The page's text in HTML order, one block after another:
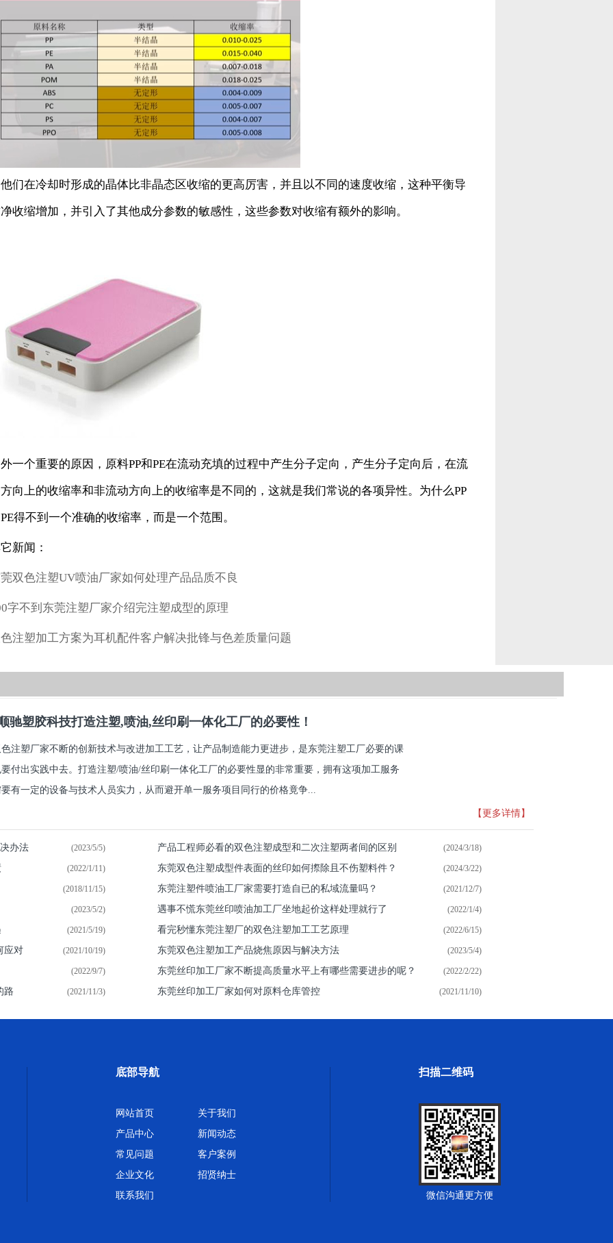
们在冷却时形成的晶体比非晶态区收缩的更高厉害，并且以不同的速度收缩，这种平衡导
收缩增加，并引入了其他成分参数的敏感性，这些参数对收缩有额外的影响。
一个重要的原因，原料PP和PE在流动充填的过程中产生分子定向，产生分子定向后，在流
向上的收缩率和非流动方向上的收缩率是不同的，这就是我们常说的各项异性。为什么PP
得不到一个准确的收缩率，而是一个范围。
新闻：
双色注塑UV喷油厂家如何处理产品品质不良
字不到东莞注塑厂家介绍完注塑成型的原理
注塑加工方案为耳机配件客户解决批锋与色差质量问题
驰塑胶科技打造注塑,喷油,丝印刷一体化工厂的必要性！
注塑厂家不断的创新技术与改进加工工艺，让产品制造能力更进步，是东莞注塑工厂必要的课
付出实践中去。打造注塑/喷油/丝印刷一体化工厂的必要性显的非常重要，拥有这项加工服务
有一定的设备与技术人员实力，从而避开单一服务项目同行的价格竟争...
【更多详情】
(2023/5/5)
办法 (2024/3/18)
产品工程师必看的双色注塑成型和二次注塑两者间的区别
(2022/1/11) (2024/3/22)
东莞双色注塑成型件表面的丝印如何摖除且不伤塑料件？
(2018/11/15) (2021/12/7)
东莞注塑件喷油​工厂家需要打造自已的私域流量吗？
(2023/5/2) (2022/1/4)
遇事不慌东莞丝印喷油加工厂坐地起价这样处理就行了
(2021/5/19) (2022/6/15)
看完秒懂东莞注塑厂的双色注塑加工工艺原理
(2021/10/19)
应对 (2023/5/4)
东莞双色注塑加工产品烧焦原因与解决方法
(2022/9/7) (2022/2/22)
东莞丝印加工厂家不断提高质量水平上有哪些需要进步的呢？
(2021/11/3)
路 (2021/11/10)
东莞丝印加工厂家如何对原料仓库管控
底部导航
网站首页
关于我们
产品中心
新闻动态
常见问题
客户案例
企业文化
招贤纳士
联系我们
扫描二维码
微信沟通更方便